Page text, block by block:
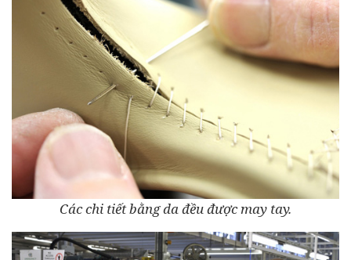
Các chi tiết bằng da đều được may tay.